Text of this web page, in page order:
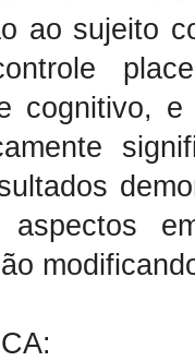
ao sujeito
cognitivo,